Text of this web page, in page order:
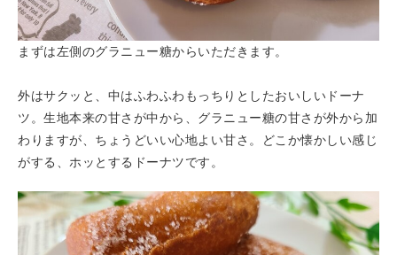
まずは左側のグラニュー糖からいただきます。
外はサクッと、中はふわふわもっちりとしたおいしいドーナ
ツ。生地本来の甘さが中から、グラニュー糖の甘さが外から加
わりますが、ちょうどいい心地よい甘さ。どこか懐かしい感じ
がする、ホッとするドーナツです。